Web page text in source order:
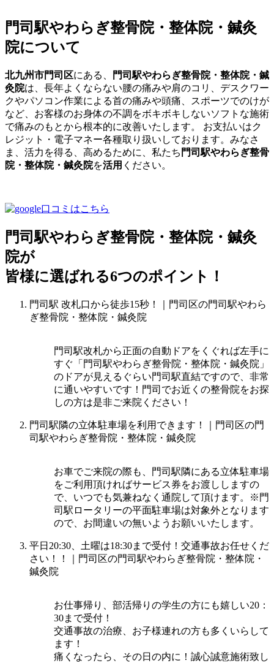
門司駅やわらぎ整骨院・整体院・鍼灸
院について
北九州市門司区にある、
門司駅やわらぎ整骨院・整体院・鍼
灸院は、長年よくならない腰の痛みや肩のコリ、デスクワー
クやパソコン作業による首の痛みや頭痛、スポーツでのけが
など、お客様のお身体の不調をボキボキしないソフトな施術
で痛みのもとから根本的に改善いたします。 お支払いはク
レジット・電子マネー各種取り扱いしております。みなさ
ま、活力を得る、高めるために、私たち 門司駅やわらぎ整骨
院・整体院・鍼灸院を活用 ください。
門司駅やわらぎ整骨院・整体院・鍼灸
院が
皆様に選ばれる6つのポイント！
門司駅 改札口から徒歩15秒！｜門司区の門司駅やわら
ぎ整骨院・整体院・鍼灸院
門司駅改札から正面の自動ドアをくぐれば左手に
すぐ「門司駅やわらぎ整骨院・整体院・鍼灸院」
のドアが見えるぐらい門司駅直結ですので、非常
に通いやすいです！門司でお近くの整骨院をお探
しの方は是非ご来院ください！
門司駅隣の立体駐車場を利用できます！｜門司区の門
司駅やわらぎ整骨院・整体院・鍼灸院
お車でご来院の際も、門司駅隣にある立体駐車場
をご利用頂ければサービス券をお渡ししますの
で、いつでも気兼ねなく通院して頂けます。※門
司駅ロータリーの平面駐車場は対象外となります
ので、お間違いの無いようお願いいたします。
平日20:30、土曜は18:30まで受付！交通事故お任せくだ
さい！！｜門司区の門司駅やわらぎ整骨院・整体院・
鍼灸院
お仕事帰り、部活帰りの学生の方にも嬉しい20：
30まで受付！
交通事故の治療、お子様連れの方も多くいらして
ます！
痛くなったら、その日の内に！誠心誠意施術致し